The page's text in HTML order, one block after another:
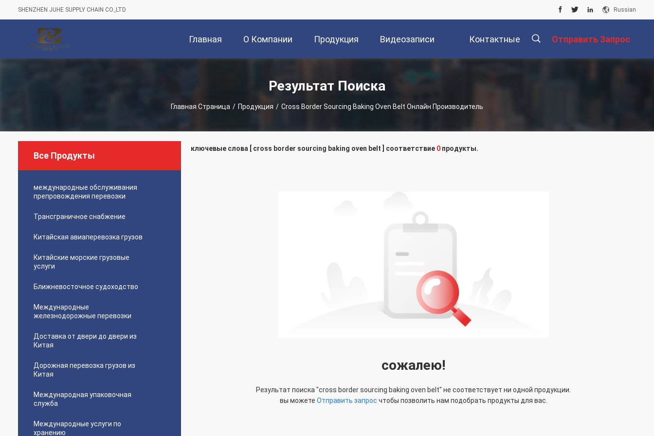
SHENZHEN JUHE SUPPLY CHAIN CO.,LTD Russian
Главная О Компании Продукция Видеозаписи Контактные Отправить Запрос
Результат Поиска
Главная Страница / Продукция / Cross Border Sourcing Baking Oven Belt Онлайн Производитель
Все Продукты
международные обслуживания
препровождения перевозки
Трансграничное снабжение
Китайская авиаперевозка грузов
Китайские морские грузовые
услуги
Ближневосточное судоходство
Международные
железнодорожные перевозки
Доставка от двери до двери из
Китая
Дорожная перевозка грузов из
Китая
Международная упаковочная
служба
Международные услуги по
хранению
ключевые слова [ cross border sourcing baking oven belt ] соответствие 0 продукты.
сожалею!
Результат поиска "cross border sourcing baking oven belt" не соответствует ни одной продукции.
вы можете Отправить запрос чтобы позволить нам подобрать продукты для вас.